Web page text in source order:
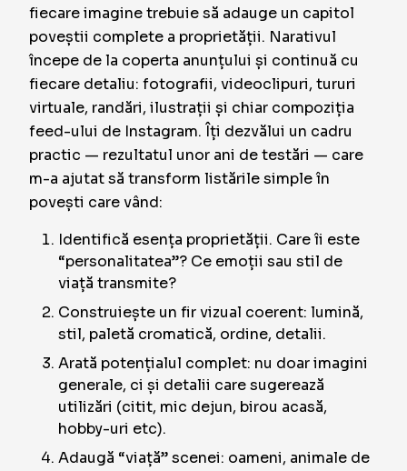
fiecare imagine trebuie să adauge un capitol
poveștii complete a proprietății. Narativul
începe de la coperta anunțului și continuă cu
fiecare detaliu: fotografii, videoclipuri, tururi
virtuale, randări, ilustrații și chiar compoziția
feed-ului de Instagram. Îți dezvălui un cadru
practic — rezultatul unor ani de testări — care
m-a ajutat să transform listările simple în
povești care vând:
Identifică esența proprietății. Care îi este
“personalitatea”? Ce emoții sau stil de
viață transmite?
Construiește un fir vizual coerent: lumină,
stil, paletă cromatică, ordine, detalii.
Arată potențialul complet: nu doar imagini
generale, ci și detalii care sugerează
utilizări (citit, mic dejun, birou acasă,
hobby-uri etc).
Adaugă “viață” scenei: oameni, animale de